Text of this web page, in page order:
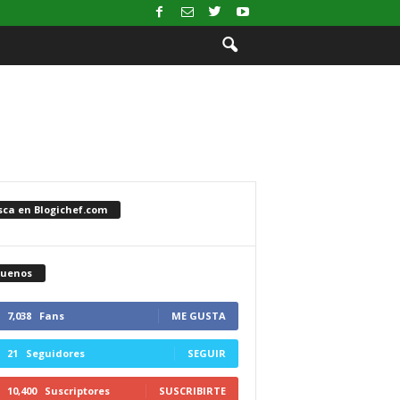
en Blogichef.com
7,038 Fans ME GUSTA
21 Seguidores SEGUIR
10,400 Suscriptores SUSCRIBIRTE